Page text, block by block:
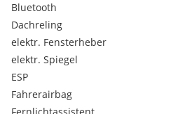
-
Bluetooth
Dachreling
elektr. Fensterheber
elektr. Spiegel
ESP
Fahrerairbag